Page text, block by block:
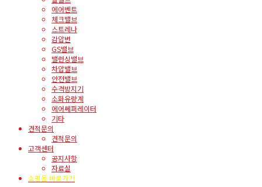
에어벤트
체크밸브
스트레나
감압변
GS밸브
밸런싱밸브
차압밸브
안전밸브
수격방지기
소화유량계
에어쎄퍼레이터
기타
견적문의
견적문의
고객센터
공지사항
자료실
쇼핑몰 바로가기